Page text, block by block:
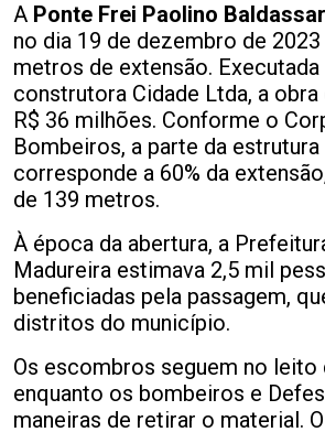
A Ponte Frei Paolino
no dia 19 de dezembro de
metros de extensão. Executada
construtora Cidade Ltda, a
R$ 36 milhões. Conforme o
Bombeiros, a parte da estrutura
corresponde a 60% da
de 139 metros.
À época da abertura, a
Madureira estimava 2,5 mil
beneficiadas pela passagem,
distritos do município.
Os escombros seguem no leito
enquanto os bombeiros e
maneiras de retirar o material.